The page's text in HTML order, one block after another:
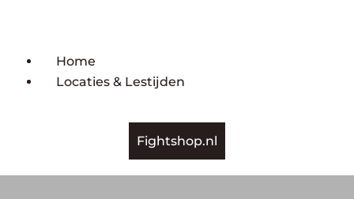
Home
Locaties & Lestijden
Fightshop.nl